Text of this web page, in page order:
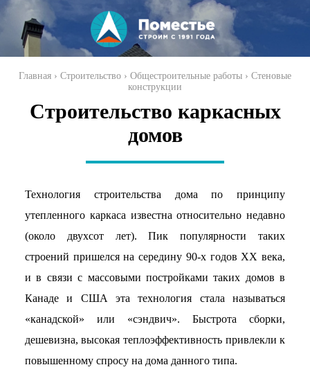
Перейти к
основному
содержанию
Главная › Строительство › Общестроительные работы › Стеновые
конструкции
Строительство каркасных
домов
Технология строительства дома по принципу
утепленного каркаса известна относительно недавно
(около двухсот лет). Пик популярности таких
строений пришелся на середину 90-х годов ХХ века,
и в связи с массовыми постройками таких домов в
Канаде и США эта технология стала называться
«канадской» или «сэндвич». Быстрота сборки,
дешевизна, высокая теплоэффективность привлекли к
повышенному спросу на дома данного типа.